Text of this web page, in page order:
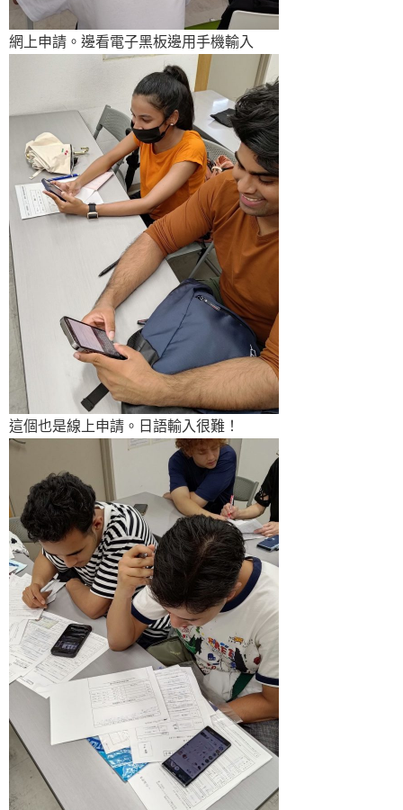
網上申請。邊看電子黑板邊用手機輸入
這個也是線上申請。日語輸入很難！